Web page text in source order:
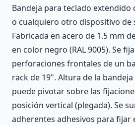
Bandeja para teclado
o cualquiero otro dispositivo de
Fabricada en acero de 1.5 mm
en color negro (RAL 9005). Se
perforaciones frontales de un
rack de 19". Altura de la bandeja
puede pivotar sobre las
posición vertical (plegada). Se
adherentes adhesivos para fijar